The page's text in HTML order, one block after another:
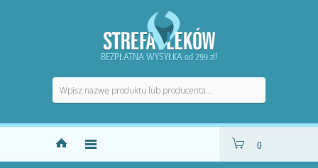
BEZPŁATNA WYSYŁKA od 299 zł!
0